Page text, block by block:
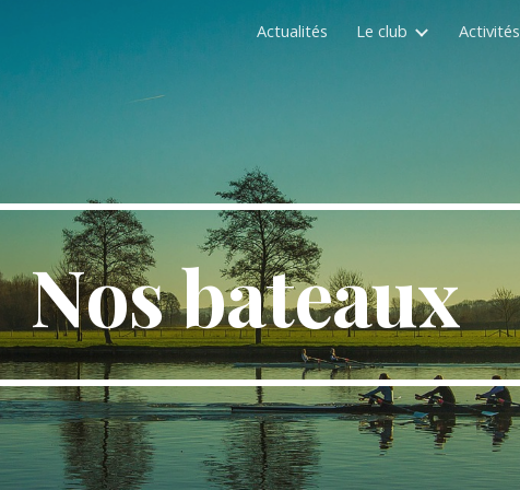
Skip to navigation
Actualités Le club Activités
Nos bateaux